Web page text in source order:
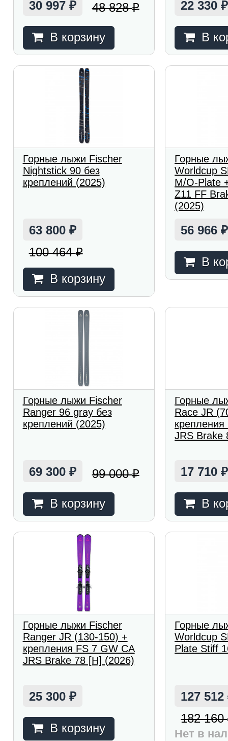
30 997 ₽ 48 828₽
В корзину
22 330₽
В
Горные лыжи Fischer
Nightstick 90 без
креплений (2025)
63 800 ₽
100 464₽
В корзину
Горные
Worldcup
M/O-Plate
Z11 FF
(2025)
56 966₽
В
Горные лыжи Fischer
Ranger 96 gray без
креплений (2025)
69 300 ₽ 99 000₽
В корзину
Горные
Race JR
JRS Brake
17 710₽
В
Горные лыжи Fischer
Ranger JR (130-150) +
крепления FS 7 GW CA
JRS Brake 78 [H] (2026)
25 300 ₽
В корзину
Горные
Worldcup
Plate Stiff
127 512
182 160
Нет в